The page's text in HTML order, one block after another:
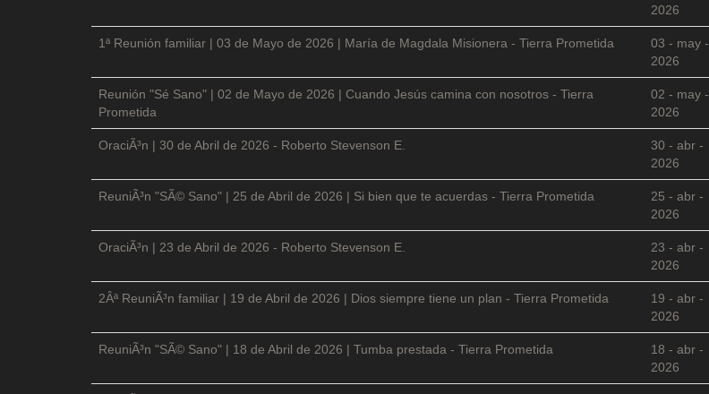
2026
1ª Reunión familiar | 03 de Mayo de 2026 | María de Magdala Misionera - Tierra Prometida
03 - may -
2026
Reunión "Sé Sano" | 02 de Mayo de 2026 | Cuando Jesús camina con nosotros - Tierra
Prometida
02 - may -
2026
OraciÃ³n | 30 de Abril de 2026 - Roberto Stevenson E.
30 - abr -
2026
ReuniÃ³n "SÃ© Sano" | 25 de Abril de 2026 | Si bien que te acuerdas - Tierra Prometida
25 - abr -
2026
OraciÃ³n | 23 de Abril de 2026 - Roberto Stevenson E.
23 - abr -
2026
2Âª ReuniÃ³n familiar | 19 de Abril de 2026 | Dios siempre tiene un plan - Tierra Prometida
19 - abr -
2026
ReuniÃ³n "SÃ© Sano" | 18 de Abril de 2026 | Tumba prestada - Tierra Prometida
18 - abr -
2026